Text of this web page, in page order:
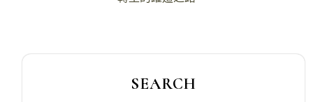
SEARCH